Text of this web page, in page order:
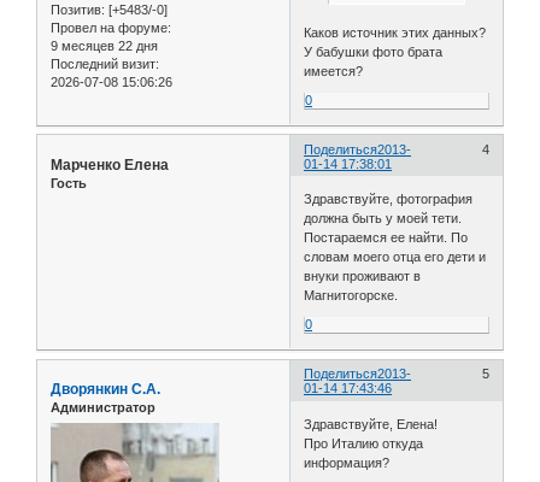
Позитив: [+5483/-0]
Провел на форуме:
9 месяцев 22 дня
Последний визит:
2026-07-08 15:06:26
Каков источник этих данных?
У бабушки фото брата
имеется?
0
Поделиться 4
2013-
01-14 17:38:01
Марченко Елена
Гость
Здравствуйте, фотография
должна быть у моей тети.
Постараемся ее найти. По
словам моего отца его дети и
внуки проживают в
Магнитогорске.
0
Поделиться 5
2013-
01-14 17:43:46
Дворянкин С.А.
Администратор
Здравствуйте, Елена!
Про Италию откуда
информация?